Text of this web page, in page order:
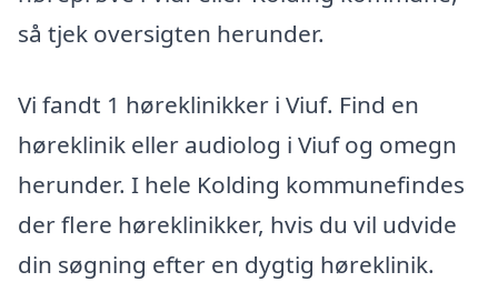
så tjek oversigten herunder.
Vi fandt 1 høreklinikker i Viuf. Find en
høreklinik eller audiolog i Viuf og omegn
herunder. I hele Kolding kommunefindes
der flere høreklinikker, hvis du vil udvide
din søgning efter en dygtig høreklinik.